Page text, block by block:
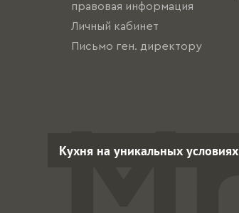
правовая информация
Личный кабинет
Письмо ген. директору
Кухня на уникальных условиях